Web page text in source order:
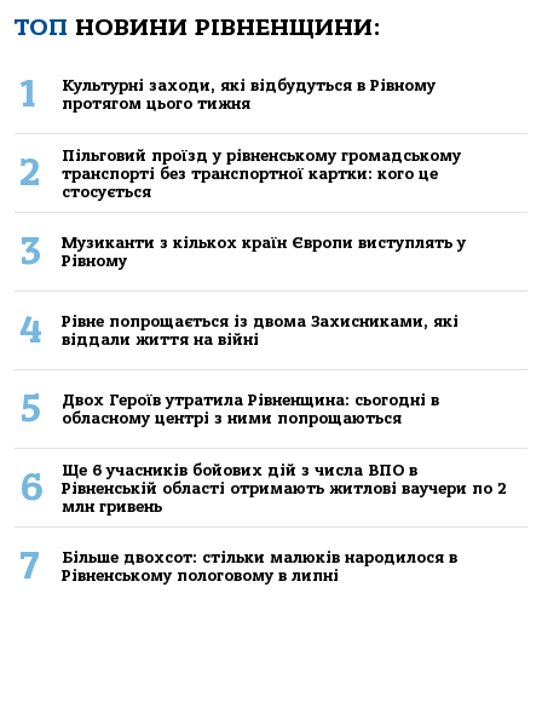
ТОП НОВИНИ РІВНЕНЩИНИ:
1
Культурні заходи, які відбудуться в Рівному
протягом цього тижня
2
Пільговий проїзд у рівненському громадському
транспорті без транспортної картки: кого це
стосується
3
Музиканти з кількох країн Європи виступлять у
Рівному
4
Рівне попрощається із двома Захисниками, які
віддали життя на війні
5
Двох Героїв утратила Рівненщина: сьогодні в
обласному центрі з ними попрощаються
6
Ще 6 учасників бойових дій з числа ВПО в
Рівненській області отримають житлові ваучери по 2
млн гривень
7
Більше двохсот: стільки малюків народилося в
Рівненському пологовому в липні